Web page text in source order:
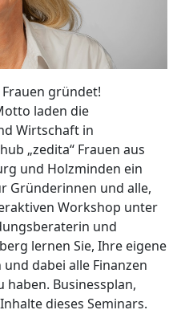
gründet!
laden die
Wirtschaft in
„zedita“ Frauen aus
und Holzminden ein
Gründerinnen und alle,
Workshop unter
und
lernen Sie, Ihre eigene
dabei alle Finanzen
Businessplan,
dieses Seminars.